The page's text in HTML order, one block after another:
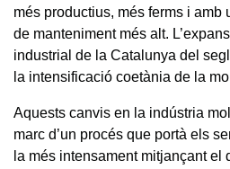
més productius, més ferms i amb
de manteniment més alt.
industrial de la Catalunya del
la intensificació coetània de la
Aquests canvis en la indústria
marc d’un procés que portà els
la més intensament mitjançant el